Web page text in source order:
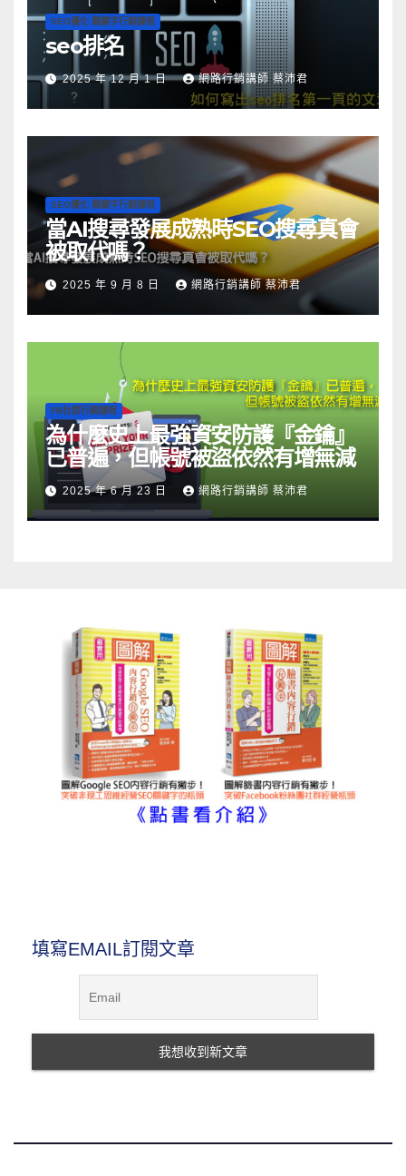
SEO優化 關鍵字行銷課程
seo排名
2025 年 12 月 1 日 網路行銷講師 蔡沛君
SEO優化 關鍵字行銷課程
當AI搜尋發展成熟時SEO搜尋真會
被取代嗎？
2025 年 9 月 8 日 網路行銷講師 蔡沛君
FB社群行銷課程
為什麼史上最強資安防護『金鑰』
已普遍，但帳號被盜依然有增無減
2025 年 6 月 23 日 網路行銷講師 蔡沛君
填寫EMAIL訂閱文章